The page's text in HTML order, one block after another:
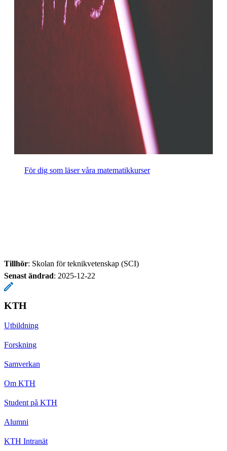
För dig som läser våra matematikkurser
Tillhör: Skolan för teknikvetenskap (SCI)
Senast ändrad: 2025-12-22
KTH
Utbildning
Forskning
Samverkan
Om KTH
Student på KTH
Alumni
KTH Intranät